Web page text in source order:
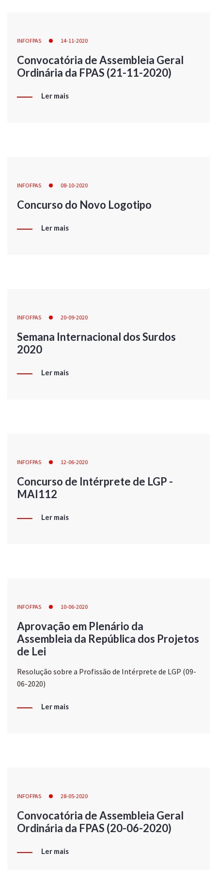
INFOFPAS 14-11-2020
Convocatória de Assembleia Geral
Ordinária da FPAS (21-11-2020)
Ler mais
INFOFPAS 08-10-2020
Concurso do Novo Logotipo
Ler mais
INFOFPAS 20-09-2020
Semana Internacional dos Surdos
2020
Ler mais
INFOFPAS 12-06-2020
Concurso de Intérprete de LGP -
MAI112
Ler mais
INFOFPAS 10-06-2020
Aprovação em Plenário da
Assembleia da República dos Projetos
de Lei
Resolução sobre a Profissão de Intérprete de LGP (09-
06-2020)
Ler mais
INFOFPAS 28-05-2020
Convocatória de Assembleia Geral
Ordinária da FPAS (20-06-2020)
Ler mais